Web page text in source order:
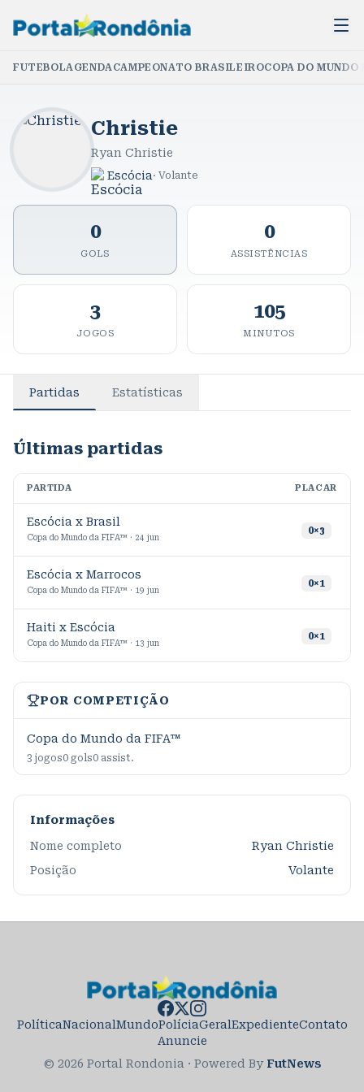
FUTEBOLAGENDACAMPEONATO BRASILEIROCOPA DO
Christie
Ryan Christie
Escócia · Volante
0
GOLS
0
ASSISTÊNCIAS
3
JOGOS
105
MINUTOS
Partidas Estatísticas
Últimas partidas
PARTIDA PLACAR
Escócia x Brasil
Copa do Mundo da FIFA™ · 24 jun
0×3
Escócia x Marrocos
Copa do Mundo da FIFA™ · 19 jun
0×1
Haiti x Escócia
Copa do Mundo da FIFA™ · 13 jun
0×1
POR COMPETIÇÃO
Copa do Mundo da FIFA™
3 jogos0 gols0 assist.
Informações
Nome completo
Ryan Christie
Posição
Volante
PolíticaNacionalMundoPolíciaGeralExpedienteContato
Anuncie
© 2026 Portal Rondonia · Powered By FutNews